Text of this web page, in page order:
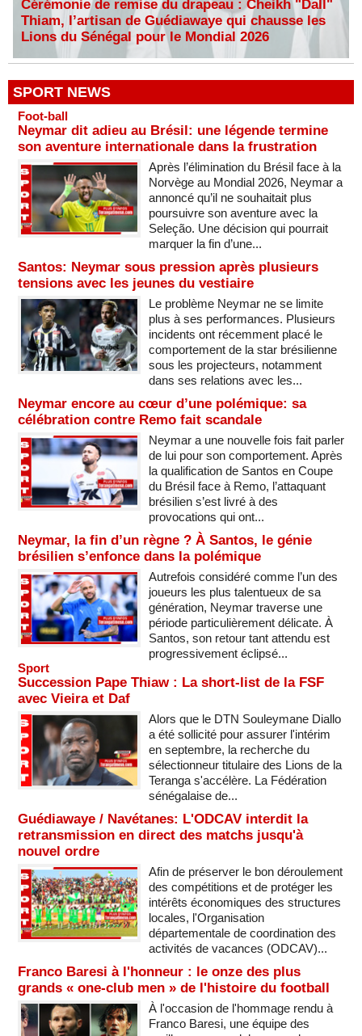
Cérémonie de remise du drapeau : Cheikh "Dall"
Thiam, l’artisan de Guédiawaye qui chausse les
Lions du Sénégal pour le Mondial 2026
SPORT NEWS
Foot-ball
Neymar dit adieu au Brésil: une légende termine
son aventure internationale dans la frustration
Après l’élimination du Brésil face à la
Norvège au Mondial 2026, Neymar a
annoncé qu’il ne souhaitait plus
poursuivre son aventure avec la
Seleção. Une décision qui pourrait
marquer la fin d’une...
Santos: Neymar sous pression après plusieurs
tensions avec les jeunes du vestiaire
Le problème Neymar ne se limite
plus à ses performances. Plusieurs
incidents ont récemment placé le
comportement de la star brésilienne
sous les projecteurs, notamment
dans ses relations avec les...
Neymar encore au cœur d’une polémique: sa
célébration contre Remo fait scandale
Neymar a une nouvelle fois fait parler
de lui pour son comportement. Après
la qualification de Santos en Coupe
du Brésil face à Remo, l’attaquant
brésilien s’est livré à des
provocations qui ont...
Neymar, la fin d’un règne ? À Santos, le génie
brésilien s’enfonce dans la polémique
Autrefois considéré comme l’un des
joueurs les plus talentueux de sa
génération, Neymar traverse une
période particulièrement délicate. À
Santos, son retour tant attendu est
progressivement éclipsé...
Sport
Succession Pape Thiaw : La short-list de la FSF
avec Vieira et Daf
Alors que le DTN Souleymane Diallo
a été sollicité pour assurer l'intérim
en septembre, la recherche du
sélectionneur titulaire des Lions de la
Teranga s'accélère. La Fédération
sénégalaise de...
Guédiawaye / Navétanes: L'ODCAV interdit la
retransmission en direct des matchs jusqu'à
nouvel ordre
Afin de préserver le bon déroulement
des compétitions et de protéger les
intérêts économiques des structures
locales, l'Organisation
départementale de coordination des
activités de vacances (ODCAV)...
Franco Baresi à l'honneur : le onze des plus
grands « one-club men » de l'histoire du football
À l'occasion de l'hommage rendu à
Franco Baresi, une équipe des